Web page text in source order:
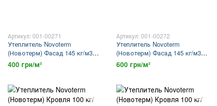
Артикул: 001-00271
Утеплитель Novoterm
(Новотерм) Фасад 145 кг/м3
100х600х1000 мм
400 грн/м²
Артикул: 001-00272
Утеплитель Novoterm
(Новотерм) Фасад 145 кг/м3
150х600х1000 мм
600 грн/м²